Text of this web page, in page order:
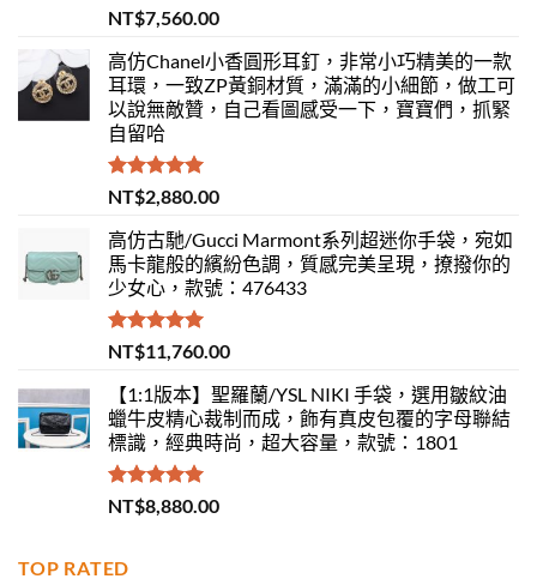
評分 5.00
滿分 5
NT$7,560.00
高仿Chanel小香圓形耳釘，非常小巧精美的一款
耳環，一致ZP黃銅材質，滿滿的小細節，做工可
以說無敵贊，自己看圖感受一下，寶寶們，抓緊
自留哈
評分 5.00
滿分 5
NT$2,880.00
高仿古馳/Gucci Marmont系列超迷你手袋，宛如
馬卡龍般的繽紛色調，質感完美呈現，撩撥你的
少女心，款號：476433
評分5.00
滿分 5
NT$11,760.00
【1:1版本】聖羅蘭/YSL NIKI 手袋，選用皺紋油
蠟牛皮精心裁制而成，飾有真皮包覆的字母聯結
標識，經典時尚，超大容量，款號：1801
評分 5.00
滿分 5
NT$8,880.00
TOP RATED